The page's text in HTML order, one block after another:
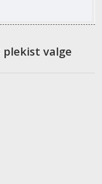
plekist valge